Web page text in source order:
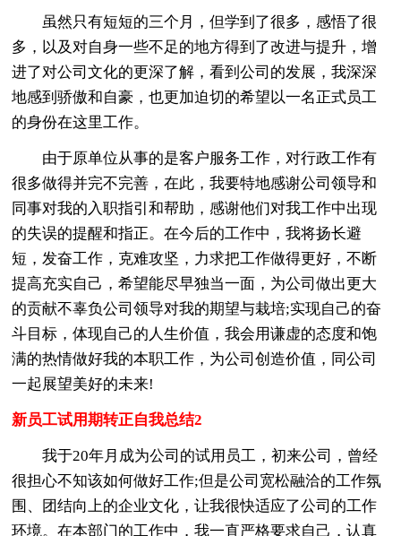
虽然只有短短的三个月，但学到了很多，感悟了很
多，以及对自身一些不足的地方得到了改进与提升，增
进了对公司文化的更深了解，看到公司的发展，我深深
地感到骄傲和自豪，也更加迫切的希望以一名正式员工
的身份在这里工作。
由于原单位从事的是客户服务工作，对行政工作有
很多做得并完不完善，在此，我要特地感谢公司领导和
同事对我的入职指引和帮助，感谢他们对我工作中出现
的失误的提醒和指正。在今后的工作中，我将扬长避
短，发奋工作，克难攻坚，力求把工作做得更好，不断
提高充实自己，希望能尽早独当一面，为公司做出更大
的贡献不辜负公司领导对我的期望与栽培;实现自己的奋
斗目标，体现自己的人生价值，我会用谦虚的态度和饱
满的热情做好我的本职工作，为公司创造价值，同公司
一起展望美好的未来!
新员工试用期转正自我总结2
我于20年月成为公司的试用员工，初来公司，曾经
很担心不知该如何做好工作;但是公司宽松融洽的工作氛
围、团结向上的企业文化，让我很快适应了公司的工作
环境。在本部门的工作中，我一直严格要求自己，认真